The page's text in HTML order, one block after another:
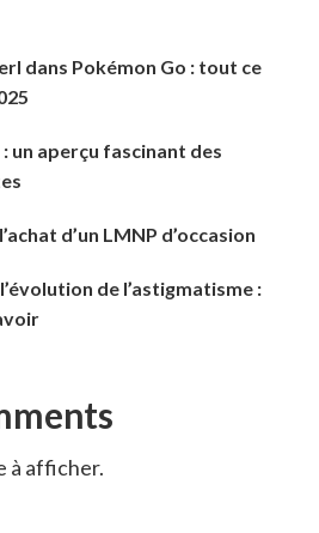
dans Pokémon Go : tout ce
un aperçu fascinant des
d’un LMNP d’occasion
de l’astigmatisme :
à afficher.